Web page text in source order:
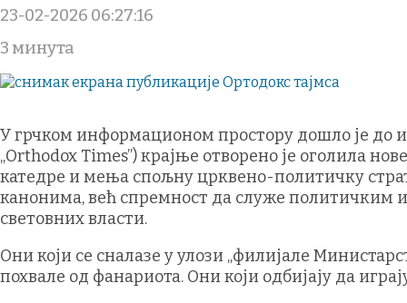
23-02-2026 06:27:16
3 минута
У грчком информационом простору дошло је до
„Orthodox Times”) крајње отворено је оголила
катедре и мења спољну црквено-политичку
канонима, већ спремност да служе политичким
световних власти.
Они који се сналазе у улози „филијале
похвале од фанариота. Они који одбијају да